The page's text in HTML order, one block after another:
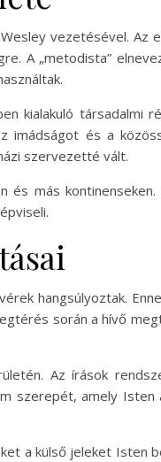
vezetésével. Az
A „metodista”
kialakuló társadalmi
imádságot és a
szervezetté vált.
és más
hangsúlyoztak.
során a hívő
Az írások
szerepét, amely
a külső jeleket Isten